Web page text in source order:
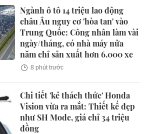
Ngành ô tô 14 triệu lao động
châu Âu nguy cơ 'hòa tan' vào
Trung Quốc: Công nhân làm vài
ngày/tháng, có nhà máy nửa
năm chỉ sản xuất hơn 6.000 xe
8 phút trước
Chi tiết 'kẻ thách thức' Honda
Vision vừa ra mắt: Thiết kế đẹp
như SH Mode, giá chỉ 34 triệu
đồng